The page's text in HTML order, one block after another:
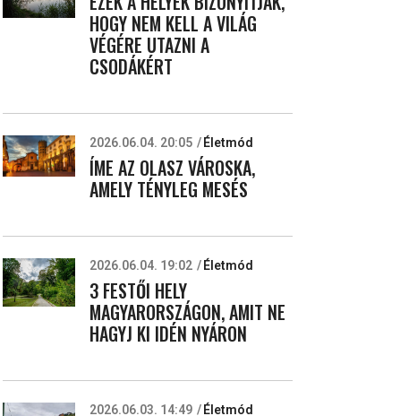
HOGY NEM KELL A VILÁG
VÉGÉRE UTAZNI A
CSODÁKÉRT
2026.06.04. 20:05 Életmód
ÍME AZ OLASZ VÁROSKA,
AMELY TÉNYLEG MESÉS
2026.06.04. 19:02 Életmód
3 FESTŐI HELY
MAGYARORSZÁGON, AMIT NE
HAGYJ KI IDÉN NYÁRON
2026.06.03. 14:49 Életmód